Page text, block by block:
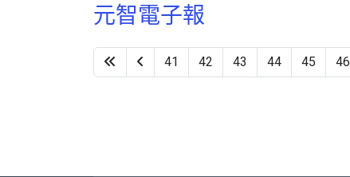
元智電子報
41 42 43 44 45 46